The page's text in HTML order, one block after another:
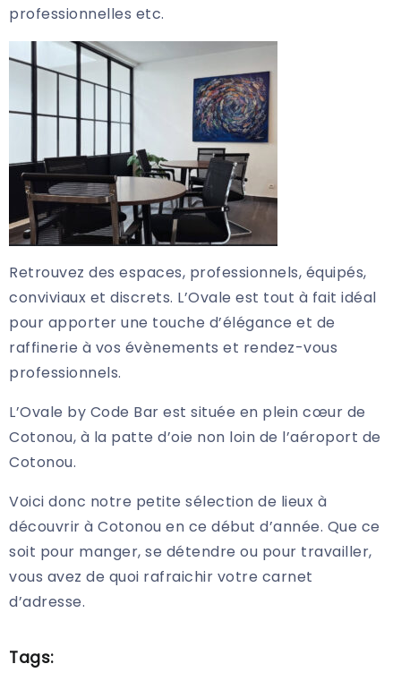
professionnelles etc.
Retrouvez des espaces, professionnels, équipés,
conviviaux et discrets. L’Ovale est tout à fait idéal
pour apporter une touche d’élégance et de
raffinerie à vos évènements et rendez-vous
professionnels.
L’Ovale by Code Bar est située en plein cœur de
Cotonou, à la patte d’oie non loin de l’aéroport de
Cotonou.
Voici donc notre petite sélection de lieux à
découvrir à Cotonou en ce début d’année. Que ce
soit pour manger, se détendre ou pour travailler,
vous avez de quoi rafraichir votre carnet
d’adresse.
Tags: